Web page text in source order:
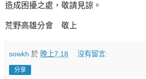
造成困擾之處，敬請見諒。
荒野高雄分會 敬上
sowkh 於 晚上7:18 沒有留言:
分享